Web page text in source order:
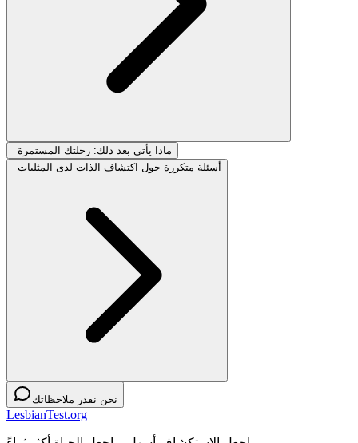
ماذا يأتي بعد ذلك: رحلتك المستمرة
أسئلة متكررة حول اكتشاف الذات لدى المثليات
نحن نقدر ملاحظاتك
LesbianTest.org